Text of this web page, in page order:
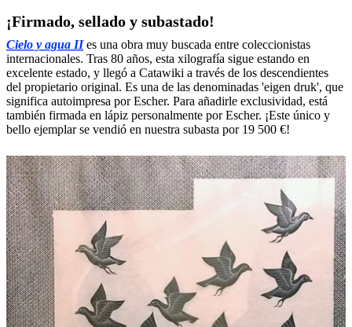
¡Firmado, sellado y subastado!
Cielo y agua IIes una obra muy buscada entre coleccionistas
internacionales. Tras 80 años, esta xilografía sigue estando en
excelente estado, y llegó a Catawiki a través de los descendientes
del propietario original. Es una de las denominadas 'eigen druk', que
significa autoimpresa por Escher. Para añadirle exclusividad, está
también firmada en lápiz personalmente por Escher. ¡Este único y
bello ejemplar se vendió en nuestra subasta por 19 500 €!